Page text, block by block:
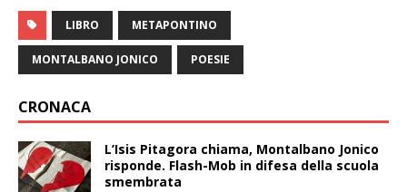
LIBRO METAPONTINO
MONTALBANO JONICO POESIE
CRONACA
L’Isis Pitagora chiama, Montalbano Jonico
risponde. Flash-Mob in difesa della scuola
smembrata